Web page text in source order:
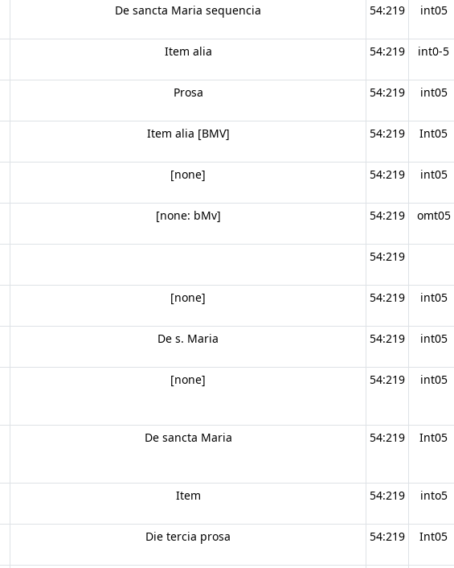
De sancta Maria sequencia 54:219 int05
Item alia 54:219 int0-5
Prosa 54:219 int05
Item alia [BMV] 54:219 Int05
[none] 54:219 int05
[none: bMv] 54:219 omt05
54:219
[none] 54:219 int05
De s. Maria 54:219 int05
[none] 54:219 int05
De sancta Maria 54:219 Int05
Item 54:219 into5
Die tercia prosa 54:219 Int05